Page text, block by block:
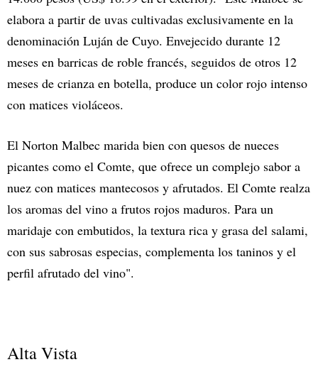
elabora a partir de uvas cultivadas exclusivamente en la
denominación Luján de Cuyo. Envejecido durante 12
meses en barricas de roble francés, seguidos de otros 12
meses de crianza en botella, produce un color rojo intenso
con matices violáceos.
El Norton Malbec marida bien con quesos de nueces
picantes como el Comte, que ofrece un complejo sabor a
nuez con matices mantecosos y afrutados. El Comte realza
los aromas del vino a frutos rojos maduros. Para un
maridaje con embutidos, la textura rica y grasa del salami,
con sus sabrosas especias, complementa los taninos y el
perfil afrutado del vino".
Alta Vista